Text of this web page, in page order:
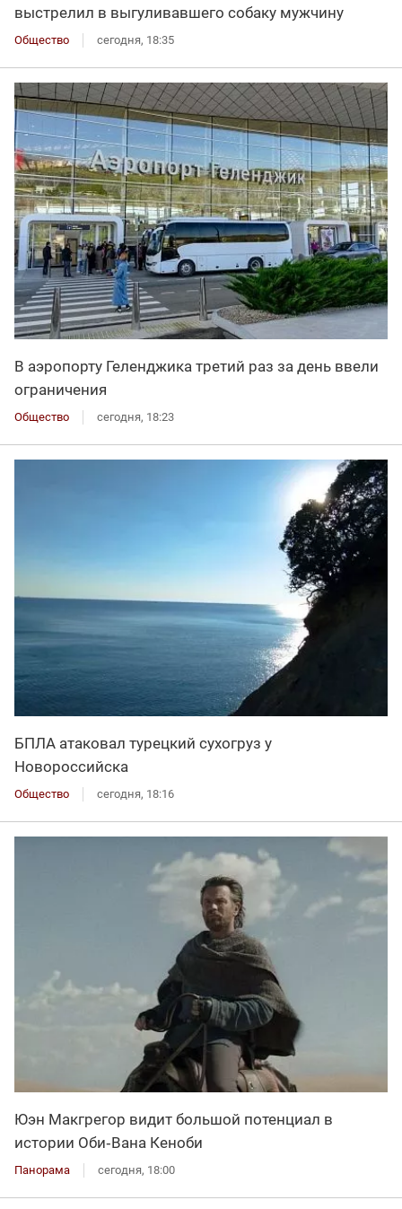
выстрелил в выгуливавшего собаку мужчину
Общество сегодня, 18:35
В аэропорту Геленджика третий раз за день ввели
ограничения
Общество сегодня, 18:23
БПЛА атаковал турецкий сухогруз у
Новороссийска
Общество сегодня, 18:16
Юэн Макгрегор видит большой потенциал в
истории Оби‑Вана Кеноби
Панорама сегодня, 18:00